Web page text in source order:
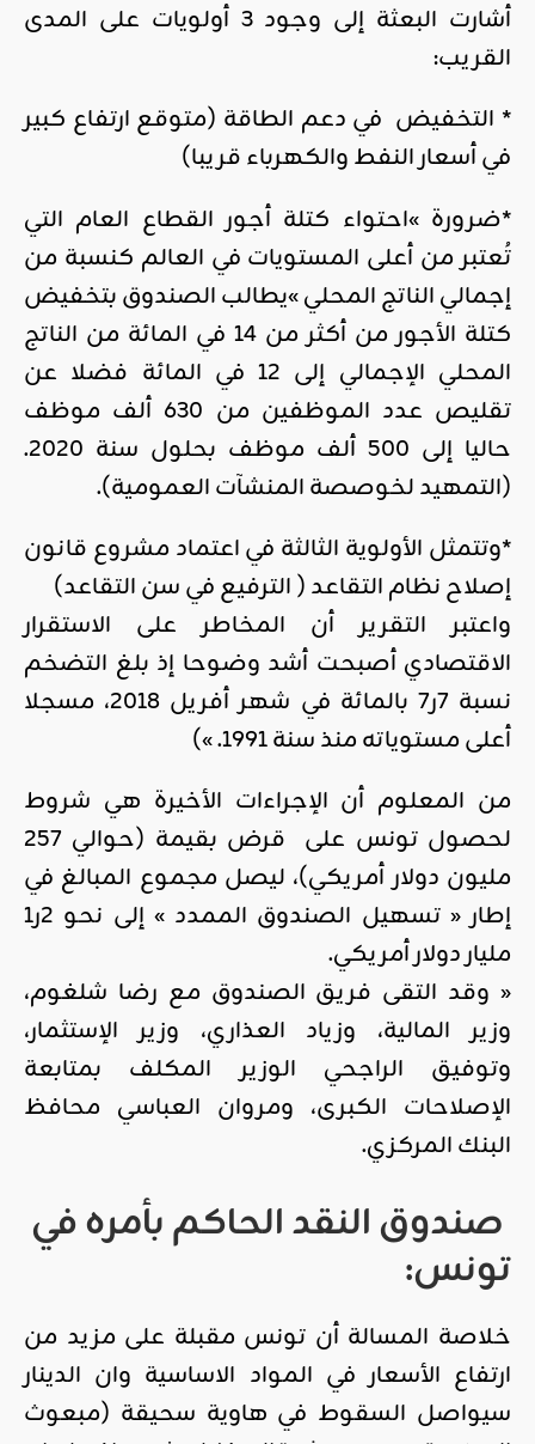
أشارت البعثة إلى وجود 3 أولويات على المدى
القريب:
* التخفيض في دعم الطاقة (متوقع ارتفاع كبير
في أسعار النفط والكهرباء قريبا)
*ضرورة »احتواء كتلة أجور القطاع العام التي
تُعتبر من أعلى المستويات في العالم كنسبة من
إجمالي الناتج المحلي »يطالب الصندوق بتخفيض
كتلة الأجور من أكثر من 14 في المائة من الناتج
المحلي الإجمالي إلى 12 في المائة فضلا عن
تقليص عدد الموظفين من 630 ألف موظف
حاليا إلى 500 ألف موظف بحلول سنة 2020.
(التمهيد لخوصصة المنشآت العمومية).
*وتتمثل الأولوية الثالثة في اعتماد مشروع قانون
إصلاح نظام التقاعد ( الترفيع في سن التقاعد)
واعتبر التقرير أن المخاطر على الاستقرار
الاقتصادي أصبحت أشد وضوحا إذ بلغ التضخم
نسبة 7ر7 بالمائة في شهر أفريل 2018، مسجلا
أعلى مستوياته منذ سنة 1991. »)
من المعلوم أن الإجراءات الأخيرة هي شروط
لحصول تونس على قرض بقيمة (حوالي 257
مليون دولار أمريكي)، ليصل مجموع المبالغ في
إطار « تسهيل الصندوق الممدد » إلى نحو 2ر1
مليار دولار أمريكي.
« وقد التقى فريق الصندوق مع رضا شلغوم،
وزير المالية، وزياد العذاري، وزير الإستثمار،
وتوفيق الراجحي الوزير المكلف بمتابعة
الإصلاحات الكبرى، ومروان العباسي محافظ
البنك المركزي.
صندوق النقد الحاكم بأمره في
تونس:
خلاصة المسالة أن تونس مقبلة على مزيد من
ارتفاع الأسعار في المواد الاساسية وان الدينار
سيواصل السقوط في هاوية سحيقة (مبعوث